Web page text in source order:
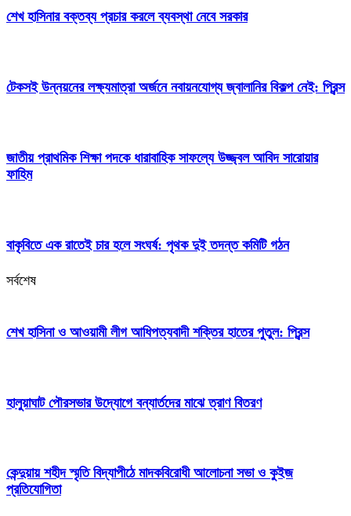
শেখ হাসিনার বক্তব্য প্রচার করলে ব্যবস্থা নেবে সরকার
টেকসই উন্নয়নের লক্ষ্যমাত্রা অর্জনে নবায়নযোগ্য জ্বালানির বিকল্প নেই: প্রিন্স
জাতীয় প্রাথমিক শিক্ষা পদকে ধারাবাহিক সাফল্যে উজ্জ্বল আবিদ সারোয়ার
ফাহিম
বাকৃবিতে এক রাতেই চার হলে সংঘর্ষ: পৃথক দুই তদন্ত কমিটি গঠন
সর্বশেষ
শেখ হাসিনা ও আওয়ামী লীগ আধিপত্যবাদী শক্তির হাতের পুতুল: প্রিন্স
হালুয়াঘাট পৌরসভার উদ্যোগে বন্যার্তদের মাঝে ত্রাণ বিতরণ
কেন্দুয়ায় শহীদ স্মৃতি বিদ্যাপীঠে মাদকবিরোধী আলোচনা সভা ও কুইজ
প্রতিযোগিতা